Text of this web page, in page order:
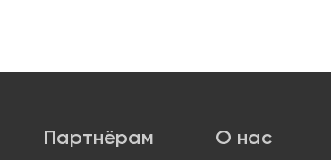
Партнёрам О нас